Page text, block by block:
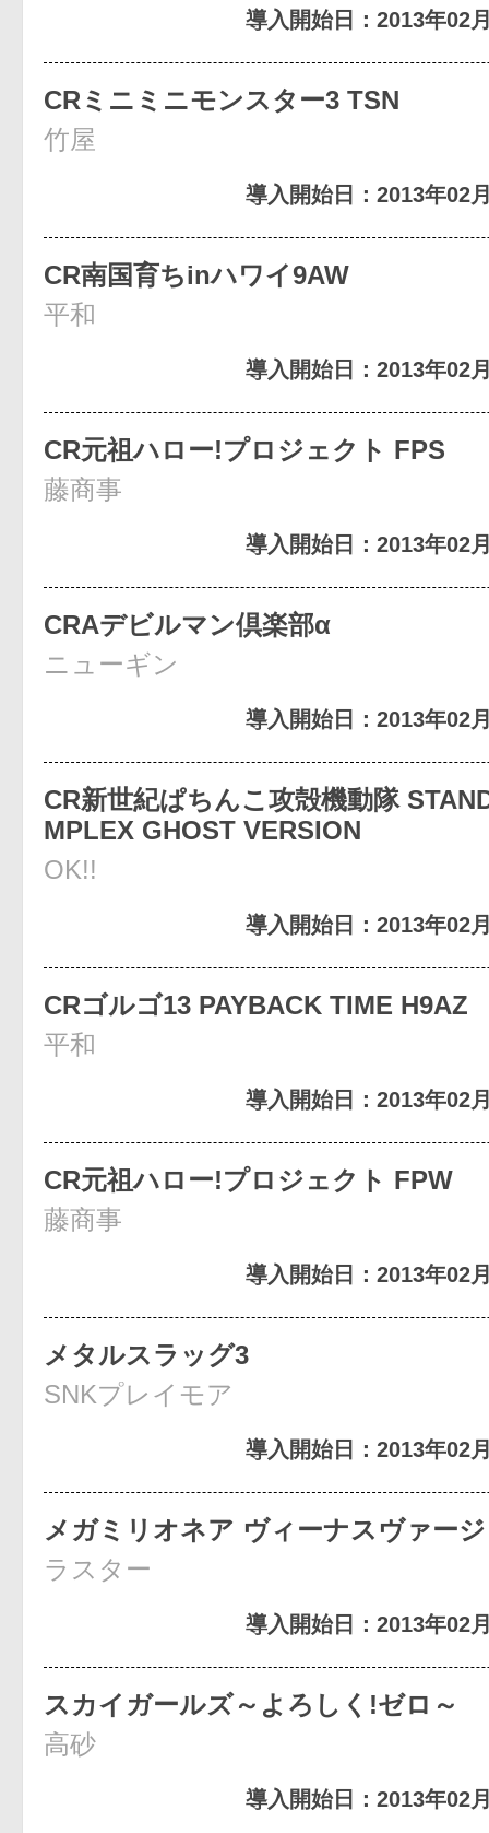
導入開始日：2013年02
CRミニミニモンスター3 TSN
竹屋
導入開始日：2013年02
CR南国育ちinハワイ9AW
平和
導入開始日：2013年02
CR元祖ハロー!プロジェクト FPS
藤商事
導入開始日：2013年02
CRAデビルマン倶楽部α
ニューギン
導入開始日：2013年02
CR新世紀ぱちんこ攻殻機動隊
MPLEX GHOST VERSION
OK!!
導入開始日：2013年02
CRゴルゴ13 PAYBACK TIME H9AZ
平和
導入開始日：2013年02
CR元祖ハロー!プロジェクト FPW
藤商事
導入開始日：2013年02
メタルスラッグ3
SNKプレイモア
導入開始日：2013年02
メガミリオネア ヴィーナスヴァー
ラスター
導入開始日：2013年02
スカイガールズ～よろしく!ゼロ～
高砂
導入開始日：2013年02